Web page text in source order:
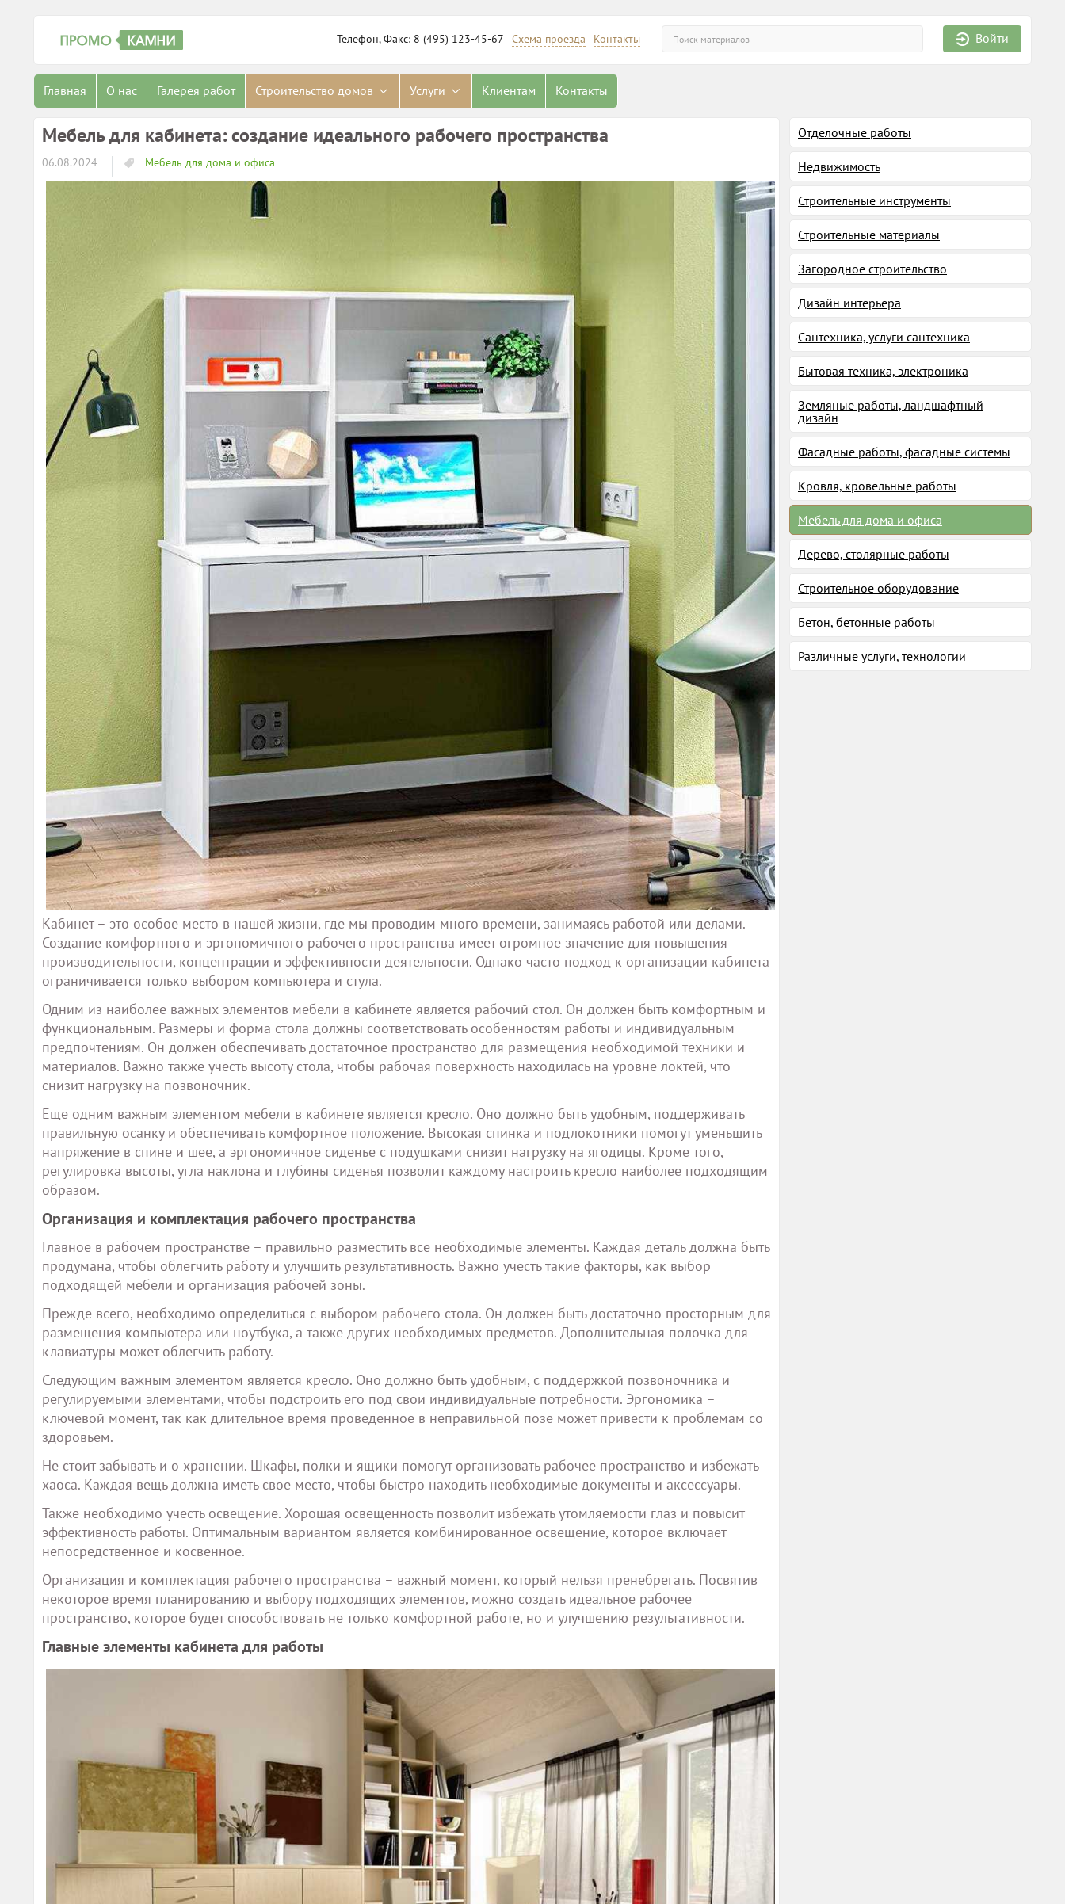
Войти
Телефон, Факс: 8 (495) 123-45-67 Схема проезда Контакты
Главная О нас Галерея работ Строительство домов Услуги Клиентам Контакты
Мебель для кабинета: создание идеального рабочего пространства
06.08.2024 Мебель для дома и офиса
Кабинет – это особое место в нашей жизни, где мы проводим много времени, занимаясь работой или делами.
Создание комфортного и эргономичного рабочего пространства имеет огромное значение для повышения
производительности, концентрации и эффективности деятельности. Однако часто подход к организации кабинета
ограничивается только выбором компьютера и стула.
Одним из наиболее важных элементов мебели в кабинете является рабочий стол. Он должен быть комфортным и
функциональным. Размеры и форма стола должны соответствовать особенностям работы и индивидуальным
предпочтениям. Он должен обеспечивать достаточное пространство для размещения необходимой техники и
материалов. Важно также учесть высоту стола, чтобы рабочая поверхность находилась на уровне локтей, что
снизит нагрузку на позвоночник.
Еще одним важным элементом мебели в кабинете является кресло. Оно должно быть удобным, поддерживать
правильную осанку и обеспечивать комфортное положение. Высокая спинка и подлокотники помогут уменьшить
напряжение в спине и шее, а эргономичное сиденье с подушками снизит нагрузку на ягодицы. Кроме того,
регулировка высоты, угла наклона и глубины сиденья позволит каждому настроить кресло наиболее подходящим
образом.
Организация и комплектация рабочего пространства
Главное в рабочем пространстве – правильно разместить все необходимые элементы. Каждая деталь должна быть
продумана, чтобы облегчить работу и улучшить результативность. Важно учесть такие факторы, как выбор
подходящей мебели и организация рабочей зоны.
Прежде всего, необходимо определиться с выбором рабочего стола. Он должен быть достаточно просторным для
размещения компьютера или ноутбука, а также других необходимых предметов. Дополнительная полочка для
клавиатуры может облегчить работу.
Следующим важным элементом является кресло. Оно должно быть удобным, с поддержкой позвоночника и
регулируемыми элементами, чтобы подстроить его под свои индивидуальные потребности. Эргономика –
ключевой момент, так как длительное время проведенное в неправильной позе может привести к проблемам со
здоровьем.
Не стоит забывать и о хранении. Шкафы, полки и ящики помогут организовать рабочее пространство и избежать
хаоса. Каждая вещь должна иметь свое место, чтобы быстро находить необходимые документы и аксессуары.
Также необходимо учесть освещение. Хорошая освещенность позволит избежать утомляемости глаз и повысит
эффективность работы. Оптимальным вариантом является комбинированное освещение, которое включает
непосредственное и косвенное.
Организация и комплектация рабочего пространства – важный момент, который нельзя пренебрегать. Посвятив
некоторое время планированию и выбору подходящих элементов, можно создать идеальное рабочее
пространство, которое будет способствовать не только комфортной работе, но и улучшению результативности.
Главные элементы кабинета для работы
Отделочные работы
Недвижимость
Строительные инструменты
Строительные материалы
Загородное строительство
Дизайн интерьера
Сантехника, услуги сантехника
Бытовая техника, электроника
Земляные работы, ландшафтный
дизайн
Фасадные работы, фасадные системы
Кровля, кровельные работы
Мебель для дома и офиса
Дерево, столярные работы
Строительное оборудование
Бетон, бетонные работы
Различные услуги, технологии